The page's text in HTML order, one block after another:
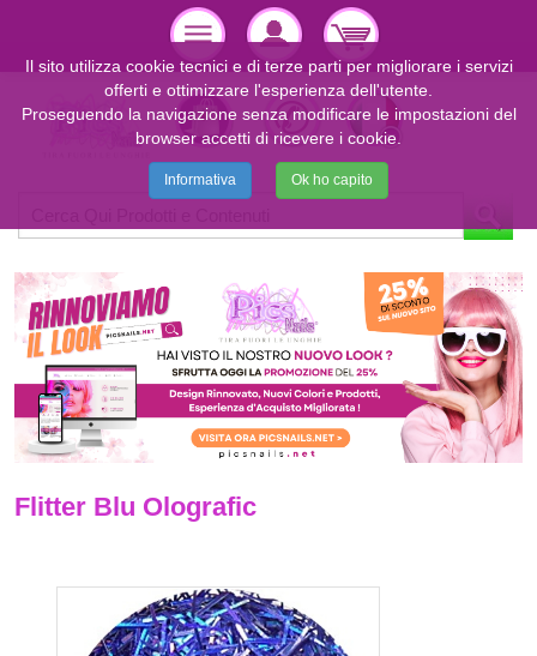
Flitter Blu Olografic
Il sito utilizza cookie tecnici e di terze parti per migliorare i servizi
offerti e ottimizzare l'esperienza dell'utente.
Proseguendo la navigazione senza modificare le impostazioni del
browser accetti di ricevere i cookie.
Informativa Ok ho capito